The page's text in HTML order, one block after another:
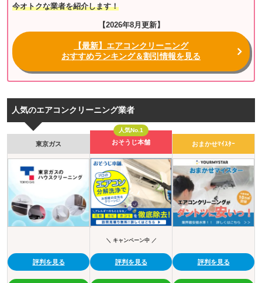
今オトクな業者を紹介します！
【2026年8月更新】
【最新】エアコンクリーニング
おすすめランキング＆割引情報を見る
人気のエアコンクリーニング業者
東京ガス
人気No.1
おそうじ本舗 おまかせﾏｲｽﾀｰ
＼ キャンペーン中 ／
評判を見る 評判を見る 評判を見る